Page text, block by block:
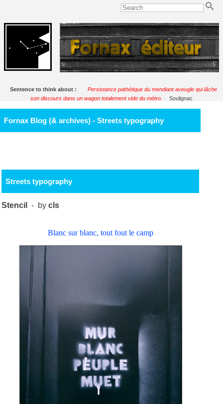
Sentence to think about :
Persistance pathétique du mendiant aveugle qui lâche
son discours dans un wagon totalement vide du métro.
Soulignac
Fornax Blog (& archives) - Streets typography
Streets typography
Stencil - bycls
Blanc sur blanc, tout fout le camp